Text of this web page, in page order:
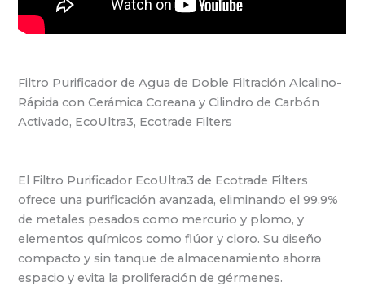
Filtro Purificador de Agua de Doble Filtración Alcalino-
Rápida con Cerámica Coreana y Cilindro de Carbón
Activado, EcoUltra3, Ecotrade Filters
El Filtro Purificador EcoUltra3 de Ecotrade Filters
ofrece una purificación avanzada, eliminando el 99.9%
de metales pesados como mercurio y plomo, y
elementos químicos como flúor y cloro. Su diseño
compacto y sin tanque de almacenamiento ahorra
espacio y evita la proliferación de gérmenes.